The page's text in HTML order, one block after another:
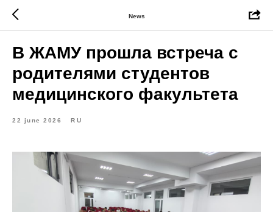
News
В ЖАМУ прошла встреча с
родителями студентов
медицинского факультета
22 june 2026 RU